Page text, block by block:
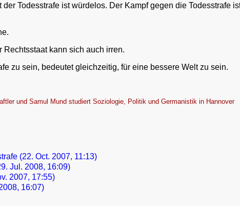
Todesstrafe ist würdelos. Der Kampf gegen die Todesstrafe
Rechtsstaat kann sich auch irren.
zu sein, bedeutet gleichzeitig, für eine bessere Welt zu sein.
und Samul Mund studiert Soziologie, Politik und Germanistik in Hannover
(22. Oct. 2007, 11:13)
Jul. 2008, 16:09)
2007, 17:55)
16:07)